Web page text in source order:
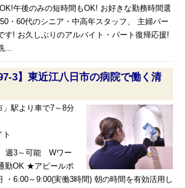
午後のみの短時間もOK! お好きな勤務時間選
・60代のシニア・中高年スタッフ、 主婦パー
す! お久しぶりのアルバイト・パート復帰応援!
...
3】東近江八日市の病院で働く清
」駅より車で7～8分
ト
週3～可能 Wワー
勤OK ★アピールポ
6:00～9:00(実働3時間) 朝の時間を有効活用し